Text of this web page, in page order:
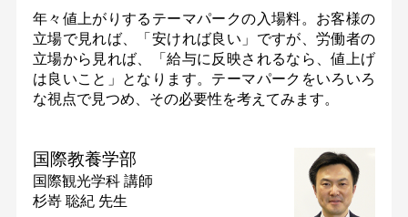
年々値上がりするテーマパークの入場料。お客様の
立場で見れば、「安ければ良い」ですが、労働者の
立場から見れば、「給与に反映されるなら、値上げ
は良いこと」となります。テーマパークをいろいろ
な視点で見つめ、その必要性を考えてみます。
国際教養学部
国際観光学科 講師
杉嵜 聡紀 先生